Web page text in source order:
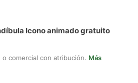
Icono animado gratuito
comercial con atribución. Más